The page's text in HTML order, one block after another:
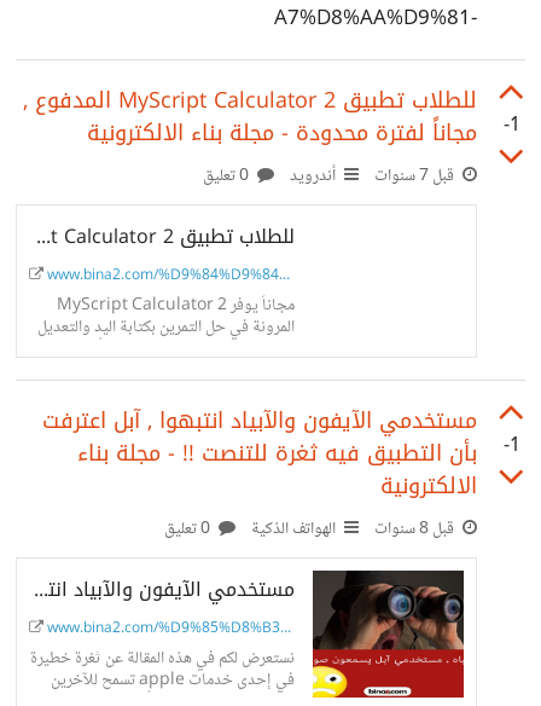
A7%D8%AA%D9%81-
%D9%82%D8%A7%D8%A8%D9%84%D8%A9-
%D9%84%D9%84%D8%B7%D9%8A-
%D8%A7%D9%84%D8%AA%D8%AD%D8%AF%D
9%8A-
%D8%A7%D9%84%D8%AC%D8%AF%D9%8A%D
8%AF-%D8%A8%D9%8A%D9%86-
%D9%83%D8%A8%D8%B1/
-1
للطلاب تطبيق MyScript Calculator 2 المدفوع ,
مجاناً لفترة محدودة - مجلة بناء الالكترونية
قبل 7 سنوات أندرويد
للطلاب تطبيق MyScript Calculator 2 المدفوع , مجاناً لفترة محدودة - مجلة بناء...
www.bina2.com/%D9%84%D9%84%D8%...
مجاناً يوفر MyScript Calculator 2
المرونة في حل التمرين بكتابة اليد والتعديل
بسهولة على العمليات الحسابية كأنك تستخدم
-1
مستخدمي الآيفون والآبياد انتبهوا , آبل اعترفت
بأن التطبيق فيه ثغرة للتنصت !! - مجلة بناء
الالكترونية
قبل 8 سنوات الهواتف الذكية
مستخدمي الآيفون والآبياد انتبهوا , آبل اعترفت بأن التطبيق فيه ثغرة للتنصت !! - مجلة بناء الالكترونية
www.bina2.com/%D9%85%D8%B3%D8%...
نستعرض لكم في هذه المقالة عن ثغرة خطيرة
في إحدى خدمات apple تسمح للآخرين